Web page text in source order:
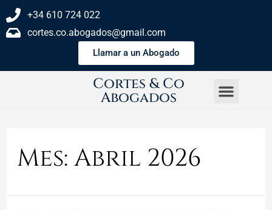
+34 610 724 022
cortes.co.abogados@gmail.com
Llamar a un Abogado
Cortes & Co
Abogados
Mes:Abril 2026